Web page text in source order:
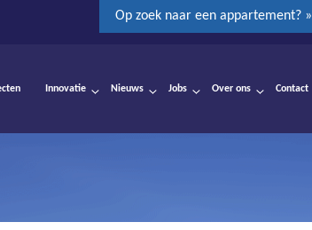
Op zoek naar een appartement? »
Innovatie Nieuws Jobs Over ons Contact